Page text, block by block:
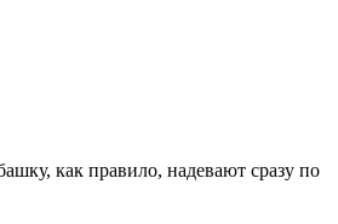
как правило, надевают сразу по